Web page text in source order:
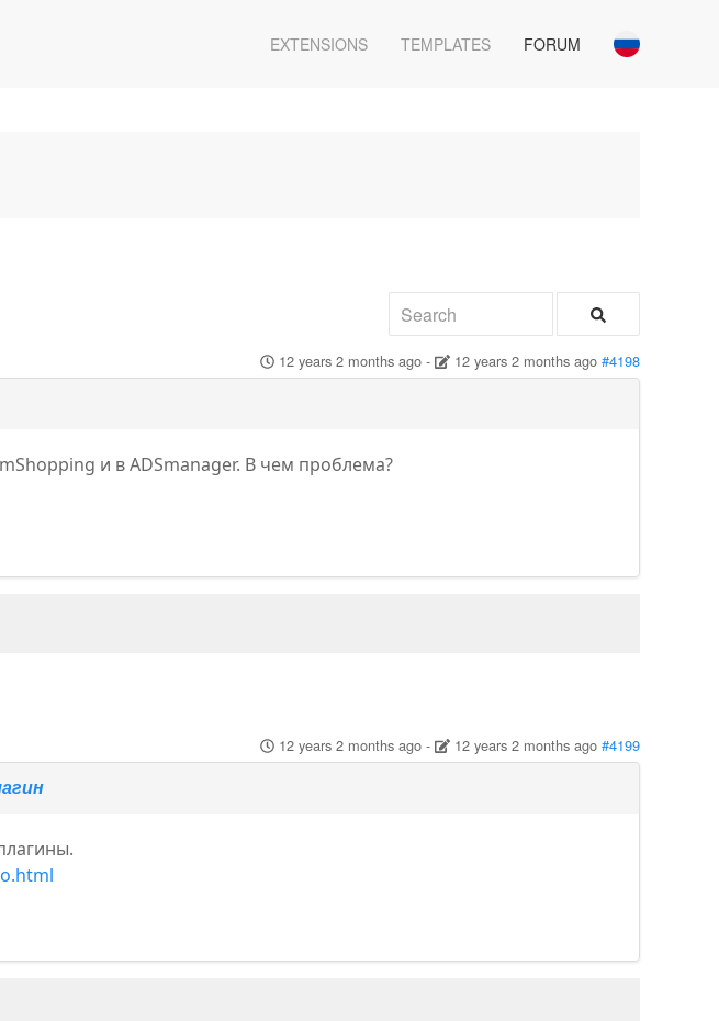
EXTENSIONS TEMPLATES FORUM
12 years 2 months ago- 12 years 2 months ago #4198
и в ADSmanager. В чем проблема?
12 years 2 months ago- 12 years 2 months ago #4199